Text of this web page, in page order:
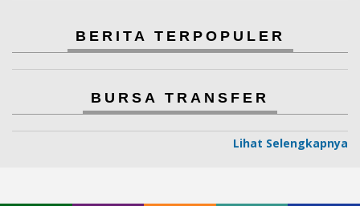
BERITA TERPOPULER
BURSA TRANSFER
Lihat Selengkapnya